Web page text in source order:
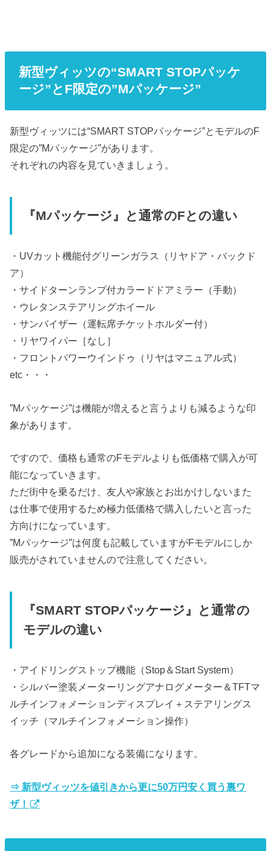
新型ヴィッツの“SMART STOPパッケ
ージ”とF限定の”Mパッケージ”
新型ヴィッツには“SMART STOPパッケージ”とモデルのF
限定の”Mパッケージ”があります。
それぞれの内容を見ていきましょう。
『Mパッケージ』と通常のFとの違い
・UVカット機能付グリーンガラス（リヤドア・バックド
ア）
・サイドターンランプ付カラードドアミラー（手動）
・ウレタンステアリングホイール
・サンバイザー（運転席チケットホルダー付）
・リヤワイパー［なし］
・フロントパワーウインドゥ（リヤはマニュアル式）
etc・・・
”Mパッケージ”は機能が増えると言うよりも減るような印
象があります。
ですので、価格も通常のFモデルよりも低価格で購入が可
能になっていきます。
ただ街中を乗るだけ、友人や家族とお出かけしないまた
は仕事で使用するため極力低価格で購入したいと言った
方向けになっています。
”Mパッケージ”は何度も記載していますがFモデルにしか
販売がされていませんので注意してください。
『SMART STOPパッケージ』と通常の
モデルの違い
・アイドリングストップ機能（Stop＆Start System）
・シルバー塗装メーターリングアナログメーター＆TFTマ
ルチインフォメーションディスプレイ＋ステアリングス
イッチ（マルチインフォメーション操作）
各グレードから追加になる装備になります。
⇒ 新型ヴィッツを値引きから更に50万円安く買う裏ワ
ザ！